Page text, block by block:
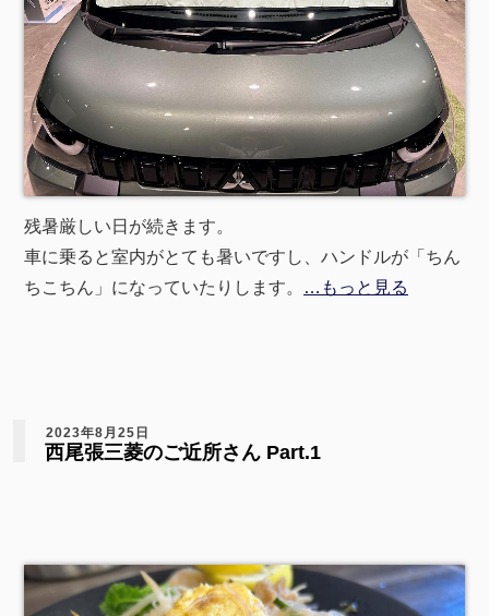
残暑厳しい日が続きます。
車に乗ると室内がとても暑いですし、ハンドルが「ちん
ちこちん」になっていたりします。
…もっと見る
2023年8月25日
西尾張三菱のご近所さん Part.1